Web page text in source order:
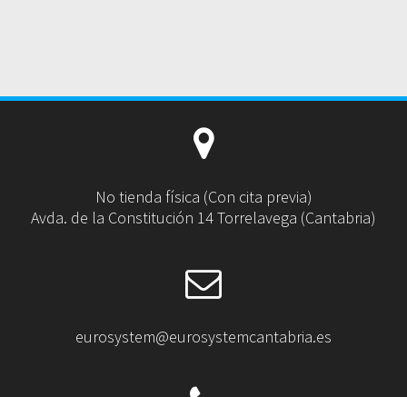
No tienda física (Con cita previa)
Avda. de la Constitución 14 Torrelavega (Cantabria)
eurosystem@eurosystemcantabria.es